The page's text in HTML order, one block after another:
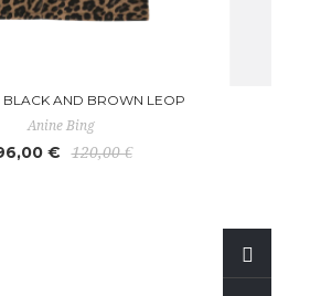
BLACK AND BROWN LEOP
Anine Bing
€ 120,00 €